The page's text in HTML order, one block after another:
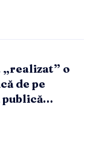
o
de pe
publică…